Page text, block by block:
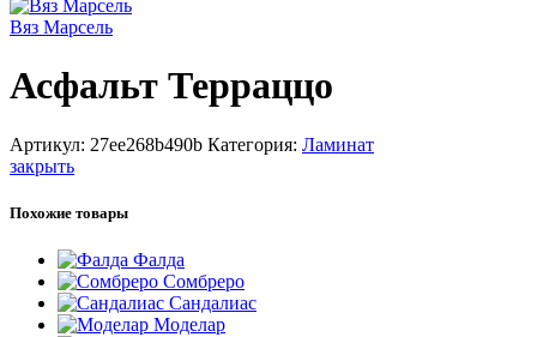
Вяз Марсель
Асфальт Терраццо
Артикул: 27ee268b490b Категория: Ламинат
закрыть
Похожие товары
Фалда
Сомбреро
Сандалиас
Моделар